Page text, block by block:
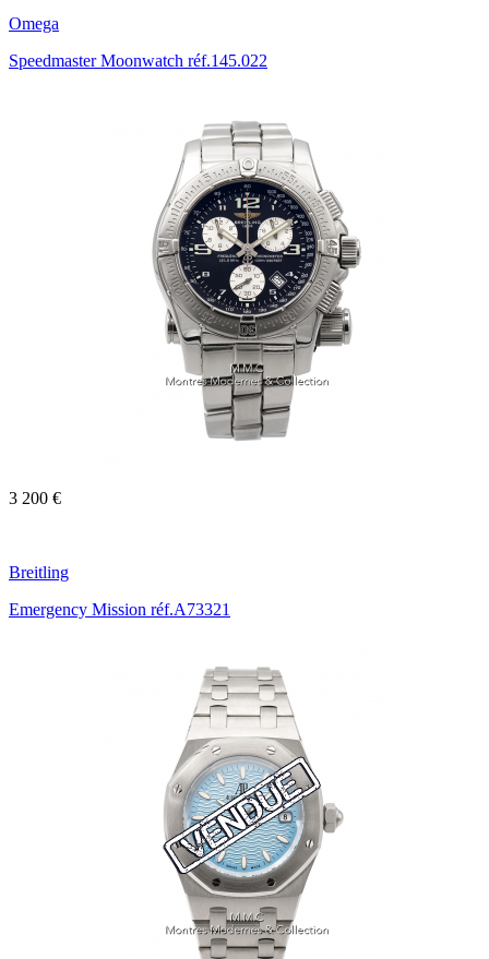
Omega
Speedmaster Moonwatch réf.145.022
3 200 €
Breitling
Emergency Mission réf.A73321